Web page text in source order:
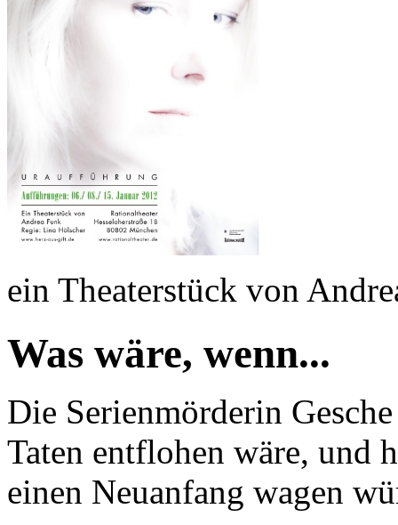
ein Theaterstück von
Was wäre, wenn...
Die Serienmörderin
Taten entflohen wäre, und
einen Neuanfang wagen